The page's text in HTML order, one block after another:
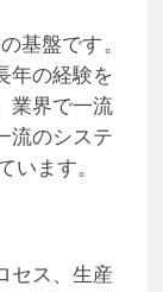
基盤です。
年の経験を
業界で一流
流のシステ
います。
セス、生産